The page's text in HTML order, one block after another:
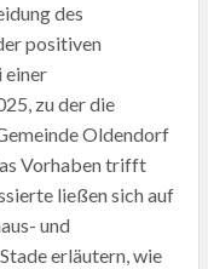
des
positiven
einer
zu der die
Oldendorf
Vorhaben trifft
ließen sich auf
und
erläutern, wie